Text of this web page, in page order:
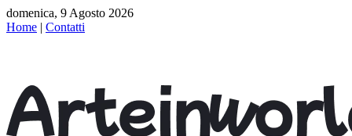
domenica, 9 Agosto 2026
Home | Contatti